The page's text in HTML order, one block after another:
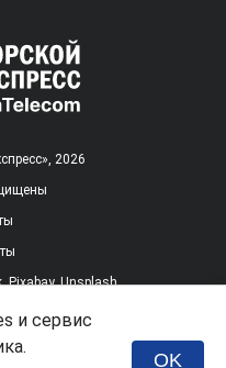
2026
,Pixabay,Unsplash
и сервис
OK